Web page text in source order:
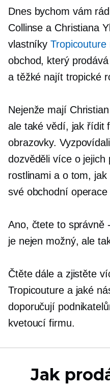
Dnes bychom vám
Collinse a Christiana
vlastníkyTropicouture
obchod, který
a těžké najíttropické
Nejenže mají
ale také vědí, jak řídit
obrazovky.
dozvěděli více o jejich
rostlinami a o tom,
své obchodní
Ano, čtete to správně
je nejen možný, ale
Čtěte dále a zjistěte
Tropicouture a jaké
doporučují
kvetoucí firmu.
Jak